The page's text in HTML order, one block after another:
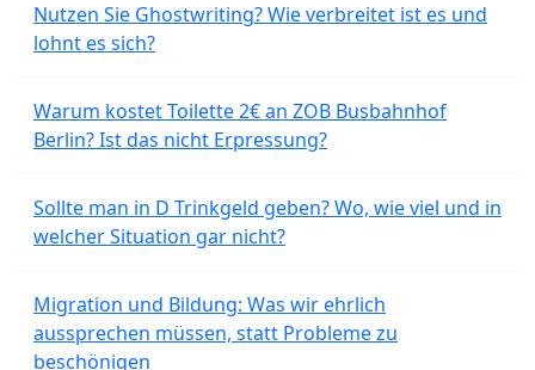
Nutzen Sie Ghostwriting? Wie verbreitet ist es und
lohnt es sich?
Warum kostet Toilette 2€ an ZOB Busbahnhof
Berlin? Ist das nicht Erpressung?
Sollte man in D Trinkgeld geben? Wo, wie viel und in
welcher Situation gar nicht?
Migration und Bildung: Was wir ehrlich
aussprechen müssen, statt Probleme zu
beschönigen